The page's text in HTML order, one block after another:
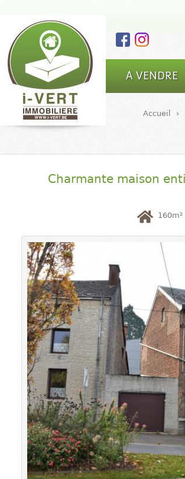
Main Menu
A VENDRE
Accueil ›
Charmante maison
160m²